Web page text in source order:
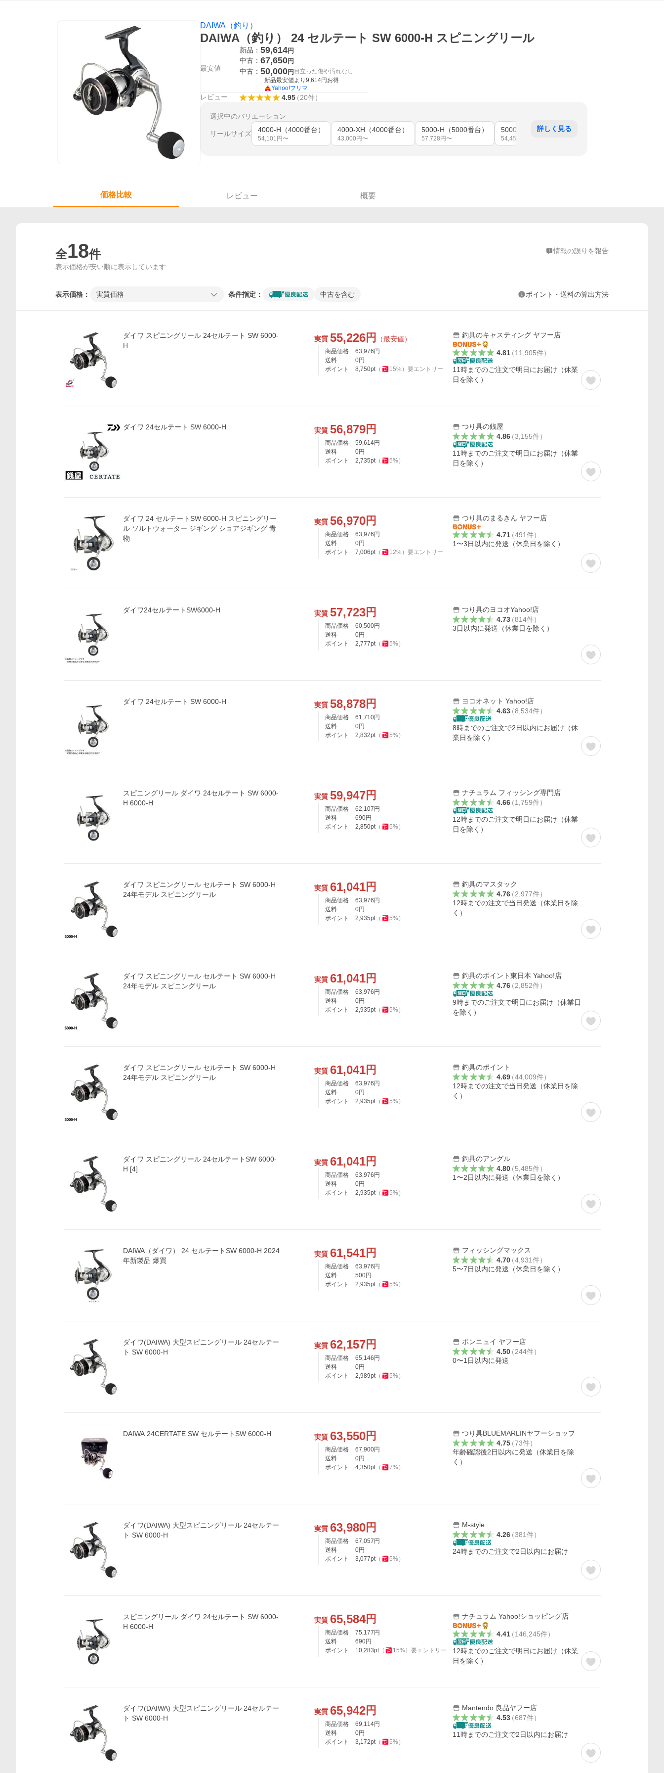
DAIWA（釣り）
DAIWA（釣り） 24 セルテート SW 6000-H スピニングリール
最安値
新品： 59,614円
中古： 67,650円
中古： 50,000円 目立った傷や汚れなし
新品最安値より 9,614円お得
Yahoo!フリマ
レビュー 4.95（20件）
選択中のバリエーション
リールサイズ 4000-H（4000番台）
54,101 円〜
4000-XH（4000番台）
43,000 円〜
5000-H（5000番台）
57,728 円〜
5000-P（5000番台）
54,450
詳しく見る
価格比較 レビュー 概要
全18件 情報の誤りを報告
表示価格が安い順に表示しています
表示価格： 実質価格 条件指定： 中古を含む ポイント・送料の算出方法
ダイワ スピニングリール 24セルテート SW 6000-
H
実質 55,226円 （最安値）
商品価格 63,976 円
送料
0円
ポイント
8,750pt（ 15%） 要エントリー
釣具のキャスティング ヤフー店
4.81（11,905件）
11時までのご注文で明日にお届け（休業
日を除く）
ダイワ 24セルテート SW 6000-H 実質 56,879円
商品価格 59,614円
送料
0円
ポイント
2,735pt（ 5%）
つり具の銭屋
4.86（3,155件）
11時までのご注文で明日にお届け（休業
日を除く）
ダイワ 24 セルテートSW 6000-H スピニングリー
ル ソルトウォーター ジギング ショアジギング 青
物
実質 56,970円
商品価格 63,976 円
送料
0円
ポイント
7,006pt（ 12%） 要エントリー
つり具のまるきん ヤフー店
4.71（491件）
1〜3日以内に発送（休業日を除く）
ダイワ24セルテートSW6000-H 実質 57,723円
商品価格 60,500円
送料
0円
ポイント
2,777pt（ 5%）
つり具のヨコオYahoo!店
4.73（814件）
3日以内に発送（休業日を除く）
ダイワ 24セルテート SW 6000-H 実質 58,878円
商品価格 61,710円
送料
0円
ポイント
2,832pt（ 5%）
ヨコオネット Yahoo!店
4.63（8,534件）
8時までのご注文で2日以内にお届け（休
業日を除く）
スピニングリール ダイワ 24セルテート SW 6000-
H 6000-H
実質 59,947円
商品価格 62,107 円
送料
690円
ポイント
2,850pt（ 5%）
ナチュラム フィッシング専門店
4.66（1,759件）
12時までのご注文で明日にお届け（休業
日を除く）
ダイワ スピニングリール セルテート SW 6000-H
24年モデル スピニングリール
実質 61,041円
商品価格 63,976 円
送料
0円
ポイント
2,935pt（ 5%）
釣具のマスタック
4.76（2,977件）
12時までの注文で当日発送（休業日を除
く）
ダイワ スピニングリール セルテート SW 6000-H
24年モデル スピニングリール
実質 61,041円
商品価格 63,976 円
送料
0円
ポイント
2,935pt（ 5%）
釣具のポイント東日本 Yahoo!店
4.76（2,852件）
9時までのご注文で明日にお届け（休業日
を除く）
ダイワ スピニングリール セルテート SW 6000-H
24年モデル スピニングリール
実質 61,041円
商品価格 63,976 円
送料
0円
ポイント
2,935pt（ 5%）
釣具のポイント
4.69（44,009件）
12時までの注文で当日発送（休業日を除
く）
ダイワ スピニングリール 24セルテートSW 6000-
H [4]
実質 61,041円
商品価格 63,976 円
送料
0円
ポイント
2,935pt（ 5%）
釣具のアングル
4.80（5,485件）
1〜2日以内に発送（休業日を除く）
DAIWA（ダイワ） 24 セルテートSW 6000-H 2024
年新製品 爆買
実質 61,541円
商品価格 63,976 円
送料
500円
ポイント
2,935pt（ 5%）
フィッシングマックス
4.70（4,931件）
5〜7日以内に発送（休業日を除く）
ダイワ(DAIWA) 大型スピニングリール 24セルテー
ト SW 6000-H
実質 62,157円
商品価格 65,146 円
送料
0円
ポイント
2,989pt（ 5%）
ボンニュイ ヤフー店
4.50（244件）
0〜1日以内に発送
DAIWA 24CERTATE SW セルテートSW 6000-H 実質 63,550円
商品価格 67,900円
送料
0円
ポイント
4,350pt（ 7%）
つり具BLUEMARLINヤフーショップ
4.75（73件）
年齢確認後2日以内に発送（休業日を除
く）
ダイワ(DAIWA) 大型スピニングリール 24セルテー
ト SW 6000-H
実質 63,980円
商品価格 67,057 円
送料
0円
ポイント
3,077pt（ 5%）
M-style
4.26（381件）
24時までのご注文で2日以内にお届け
スピニングリール ダイワ 24セルテート SW 6000-
H 6000-H
実質 65,584円
商品価格 75,177 円
送料
690円
ポイント
10,283pt（ 15%） 要エントリー
ナチュラム Yahoo!ショッピング店
4.41（146,245件）
12時までのご注文で明日にお届け（休業
日を除く）
ダイワ(DAIWA) 大型スピニングリール 24セルテー
ト SW 6000-H
実質 65,942円
商品価格 69,114円
送料
0円
ポイント
3,172pt（ 5%）
Mantendo 良品ヤフー店
4.53（687件）
11時までのご注文で2日以内にお届け